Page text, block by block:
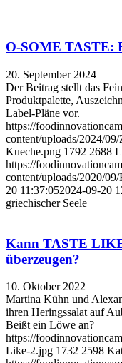
O-SOME TASTE:
20. September 2024
Der Beitrag stellt das
Produktpalette,
Label-Pläne vor.
https://
content/uploads/2024/
Kueche.png 1792 2688
https://
content/uploads/2020/
20 11:37:052024-09-20
griechischer Seele
Kann TASTE
überzeugen?
10. Oktober 2022
Martina Kühn und
ihren Heringssalat auf
Beißt ein Löwe an?
https://
Like-2.jpg 1732 2598